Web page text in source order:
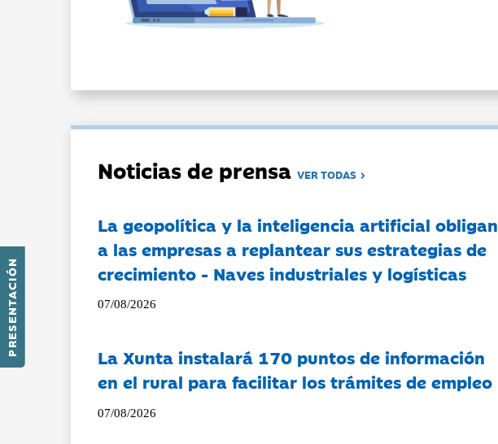
PRESENTACIÓN
Noticias de prensaVER TODAS
La geopolítica y la inteligencia artificial obligan
a las empresas a replantear sus estrategias de
crecimiento - Naves industriales y logísticas
07/08/2026
La Xunta instalará 170 puntos de información
en el rural para facilitar los trámites de empleo
07/08/2026